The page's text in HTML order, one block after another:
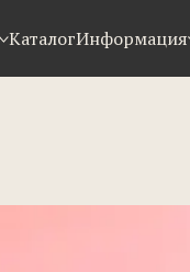
КаталогИнформация